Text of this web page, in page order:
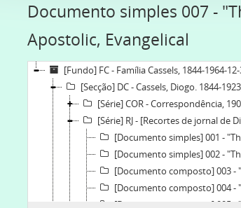
Documento simples 007 -
Apostolic, Evangelical
[Fundo] FC - Família Cassels, 1844-1964-12-
[Secção] DC - Cassels, Diogo. 1844-
[Série] COR - Correspondência,
[Série] RJ - [Recortes de jornal de
[Documento simples] 001 -
[Documento simples] 002 -
[Documento composto] 003 - "The
[Documento composto] 004 - "The
[Documento composto] 005 -